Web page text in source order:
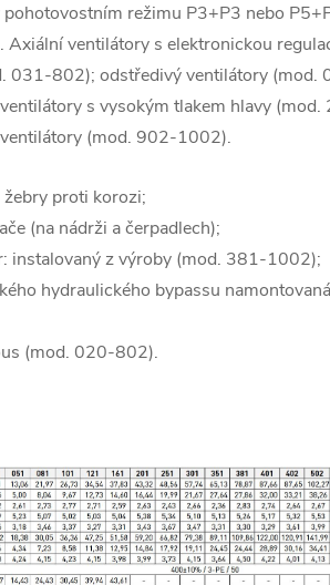
režimu P3+P3 nebo
Axiální ventilátory s elektronickou
031-802); odstředivýventilátory (mod.
s vysokým tlakem hlavy
(mod. 902-1002).
proti korozi;
(na nádrži a čerpadlech);
instalovaný z výroby (mod. 381-1002);
hydraulického bypassu
(mod. 020-802).